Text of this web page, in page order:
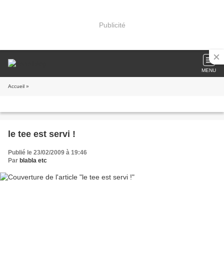
Publicité
MENU
Accueil »
le tee est servi !
Publié le 23/02/2009 à 19:46
Par blabla etc